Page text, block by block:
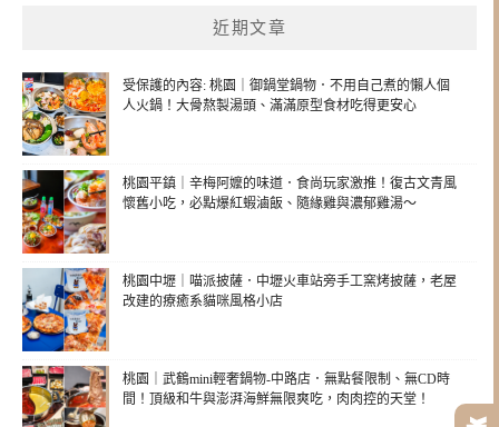
近期文章
受保護的內容: 桃園｜御鍋堂鍋物．不用自己煮的懶人個
人火鍋！大骨熬製湯頭、滿滿原型食材吃得更安心
桃園平鎮｜辛梅阿嬤的味道．食尚玩家激推！復古文青風
懷舊小吃，必點爆紅蝦滷飯、隨緣雞與濃郁雞湯～
桃園中壢｜喵派披薩．中壢火車站旁手工窯烤披薩，老屋
改建的療癒系貓咪風格小店
桃園｜武鶴mini輕奢鍋物-中路店．無點餐限制、無CD時
間！頂級和牛與澎湃海鮮無限爽吃，肉肉控的天堂！